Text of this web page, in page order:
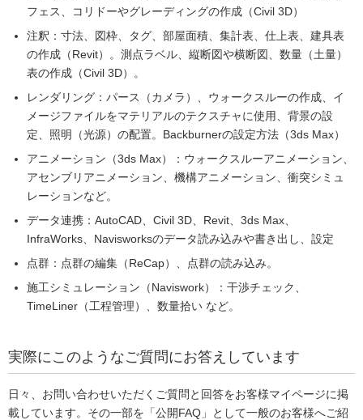
フェス、コリドーやグレーディングの作成（Civil 3D）
注釈：寸法、図枠、タグ、部屋面積、集計表、仕上表、建具表
の作成（Revit）。測点ラベル、縦断図や横断図、数量（土量）
表の作成（Civil 3D）。
レンダリング：パース（カメラ）、ウォークスルーの作成、イ
メージファイルをマテリアルのテクスチャに使用、背景の設
定、照明（光源）の配置。Backburnerの設定方法（3ds Max）
アニメーション（3ds Max）：ウォークスルーアニメーション、
アセンブリアニメーション、機構アニメーション、衝突シミュ
レーションなど。
データ連携：AutoCAD、Civil 3D、Revit、3ds Max、
InfraWorks、Navisworksのデータ読み込みや書き出し、設定
点群：点群の編集（ReCap）、点群の読み込み。
施工シミュレーション（Naviswork）：干渉チェック、
TimeLiner（工程管理）、数量拾い など。
実際にこのようなご質問にお答えしています
日々、お問い合わせいただくご質問と回答をお客様マイページに掲
載しています。その一部を「公開FAQ」として一般のお客様へご紹